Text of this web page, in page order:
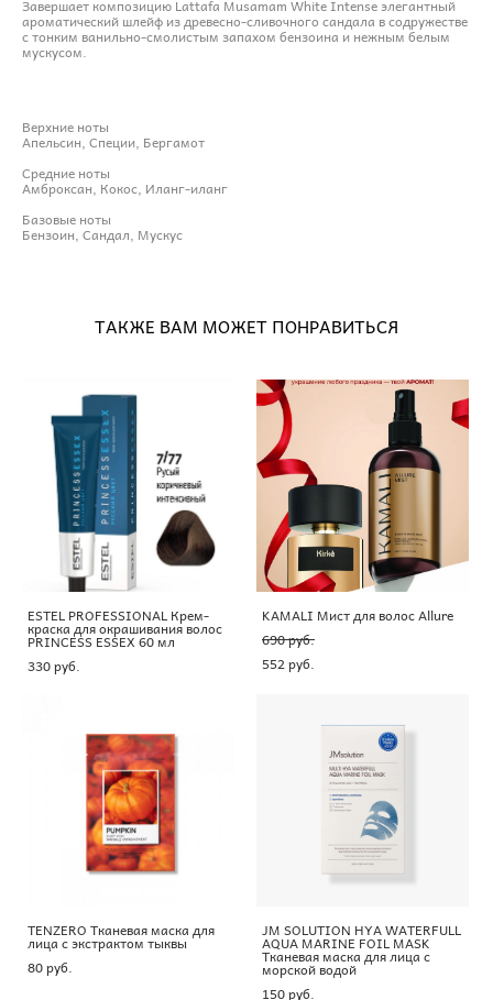
Завершает композицию Lattafa Musamam White Intense элегантный
ароматический шлейф из древесно-сливочного сандала в содружестве
с тонким ванильно-смолистым запахом бензоина и нежным белым
мускусом.
Верхние ноты
Апельсин, Специи, Бергамот
Средние ноты
Амброксан, Кокос, Иланг-иланг
Базовые ноты
Бензоин, Сандал, Мускус
ТАКЖЕ ВАМ МОЖЕТ ПОНРАВИТЬСЯ
ESTEL PROFESSIONAL Крем-
краска для окрашивания волос
PRINCESS ESSEX 60 мл
330 pуб.
KAMALI Мист для волос Allure
690 pуб.
552 pуб.
TENZERO Тканевая маска для
лица с экстрактом тыквы
80 pуб.
JM SOLUTION HYA WATERFULL
AQUA MARINE FOIL MASK
Тканевая маска для лица с
морской водой
150 pуб.